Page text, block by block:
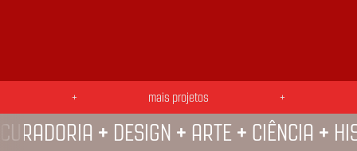
SE LIGA! — TROPICÁLIA —
GALERIA POP UP
DO CRAB —
+ mais projetos +
CURADORIA + DESIGN + ARTE + CIÊNCIA +